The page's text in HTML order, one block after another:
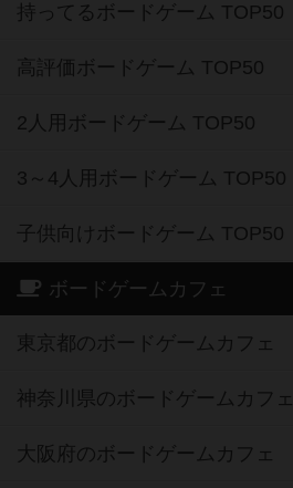
持ってるボードゲーム TOP50
高評価ボードゲーム TOP50
2人用ボードゲーム TOP50
3～4人用ボードゲーム TOP50
子供向けボードゲーム TOP50
ボードゲームカフェ
東京都のボードゲームカフェ
神奈川県のボードゲームカフェ
大阪府のボードゲームカフェ